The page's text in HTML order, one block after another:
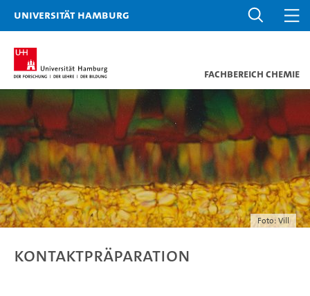
Universität Hamburg
Fachbereich Chemie
Foto: Vill
Kontaktpräparation